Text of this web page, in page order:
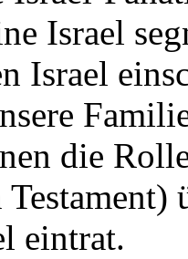
Israel
Israel
die
eintrat.